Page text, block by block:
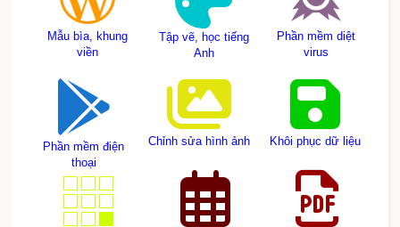
Mẫu bìa, khung
viền
Tập vẽ, học tiếng
Anh
Phần mềm diệt
virus
Phần mềm điện
thoại
Chỉnh sửa hình ảnh Khôi phục dữ liệu